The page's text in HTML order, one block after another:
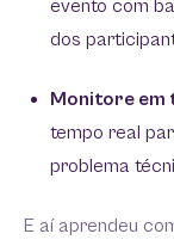
evento com
dos
Monitore em
tempo real
problema
E aí aprendeu